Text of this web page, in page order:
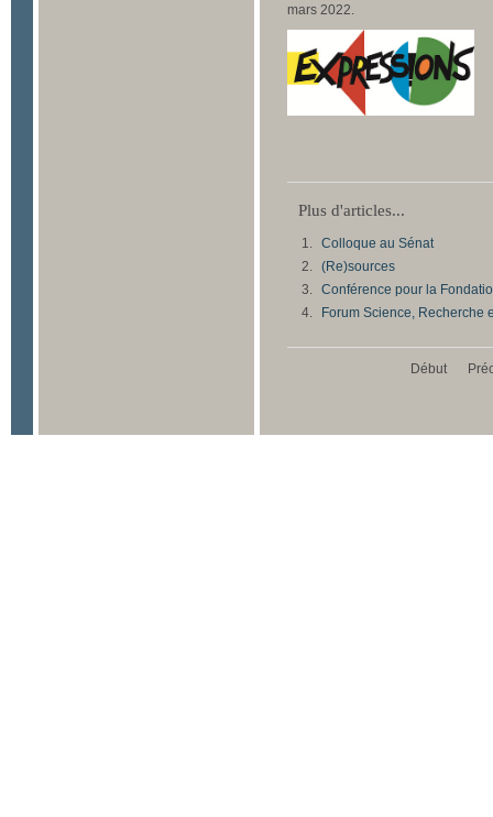
mars 2022.
Plus d'articles...
Colloque au Sénat
(Re)sources
Conférence pour la
Forum Science, Recherche
Début